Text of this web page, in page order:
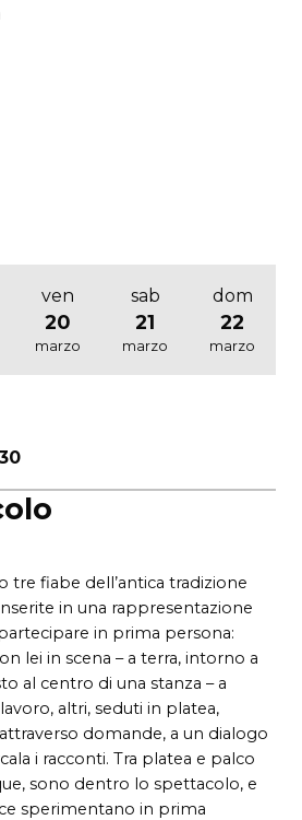
tre fiabe dell’antica tradizione
in una rappresentazione
in prima persona:
lei in scena – a terra, intorno a
al centro di una stanza – a
altri, seduti in platea,
domande, a un dialogo
i racconti. Tra platea e palco
sono dentro lo spettacolo, e
sperimentano in prima
ven
20
marzo
sab
21
marzo
dom
22
marzo